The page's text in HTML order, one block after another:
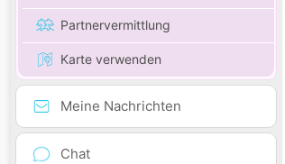
Partnervermittlung
Karte verwenden
Meine Nachrichten
Chat